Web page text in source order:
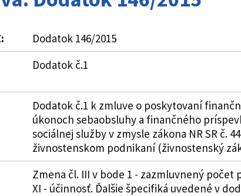
Dodatok 146/2015
Dodatok č.1
Dodatok č.1 k zmluve o poskytovaní
úkonoch sebaobsluhy a finančného
sociálnej služby v zmysle zákona NR SR č.
živnostenskom podnikaní (živnostenský
Zmena čl. III v bode 1 - zazmluvnený počet
XI - účinnosť. Ďalšie špecifiká uvedené v